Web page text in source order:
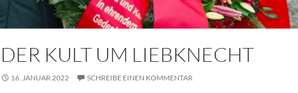
DER KULT UM LIEBKNECHT
16. JANUAR 2022 SCHREIBE EINEN KOMMENTAR